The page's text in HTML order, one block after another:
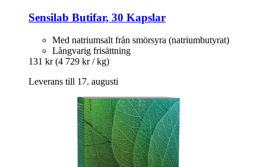
Sensilab Butifar, 30 Kapslar
Med natriumsalt från smörsyra (natriumbutyrat)
Långvarig frisättning
131 kr (4 729 kr / kg)
Leverans till 17. augusti